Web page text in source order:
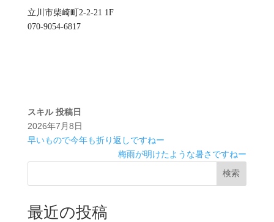
立川市柴崎町2-2-21 1F
070-9054-6817
スキル 投稿日
2026年7月8日
早いもので今年も折り返しですねー
梅雨が明けたような暑さですねー
検索
最近の投稿